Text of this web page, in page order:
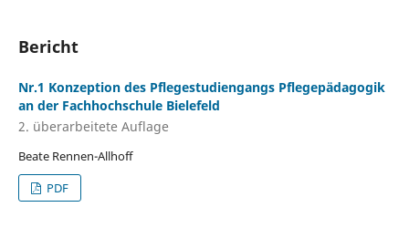
Bericht
Nr.1 Konzeption des Pflegestudiengangs Pflegepädagogik
an der Fachhochschule Bielefeld
2. überarbeitete Auflage
Beate Rennen-Allhoff
PDF